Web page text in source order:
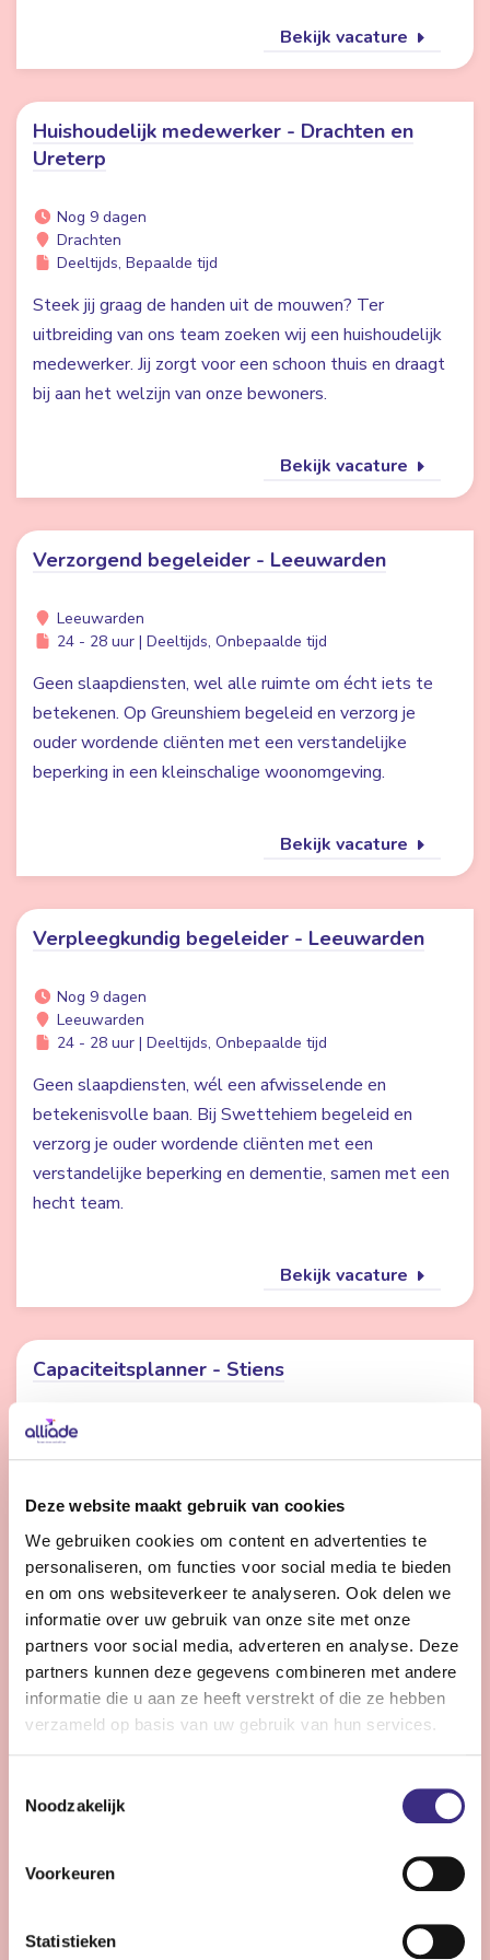
Deze website maakt gebruik van cookies
We gebruiken cookies om content en advertenties te
personaliseren, om functies voor social media te bieden
en om ons websiteverkeer te analyseren. Ook delen we
informatie over uw gebruik van onze site met onze
partners voor social media, adverteren en analyse. Deze
partners kunnen deze gegevens combineren met andere
informatie die u aan ze heeft verstrekt of die ze hebben
verzameld op basis van uw gebruik van hun services.
Noodzakelijk
Voorkeuren
Statistieken
Bekijk vacature
Huishoudelijk medewerker - Drachten en
Ureterp
Nog 9 dagen
Drachten
Deeltijds, Bepaalde tijd
Steek jij graag de handen uit de mouwen? Ter
uitbreiding van ons team zoeken wij een huishoudelijk
medewerker. Jij zorgt voor een schoon thuis en draagt
bij aan het welzijn van onze bewoners.
Bekijk vacature
Verzorgend begeleider - Leeuwarden
Leeuwarden
24 - 28 uur | Deeltijds, Onbepaalde tijd
Geen slaapdiensten, wel alle ruimte om écht iets te
betekenen. Op Greunshiem begeleid en verzorg je
ouder wordende cliënten met een verstandelijke
beperking in een kleinschalige woonomgeving.
Bekijk vacature
Verpleegkundig begeleider - Leeuwarden
Nog 9 dagen
Leeuwarden
24 - 28 uur | Deeltijds, Onbepaalde tijd
Geen slaapdiensten, wél een afwisselende en
betekenisvolle baan. Bij Swettehiem begeleid en
verzorg je ouder wordende cliënten met een
verstandelijke beperking en dementie, samen met een
hecht team.
Bekijk vacature
Capaciteitsplanner - Stiens
Nog 2 dagen
Stiens
Zie jij snel knelpunten in de planning en denk je graag
een stap verder dan de dagelijkse praktijk?
Bekijk vacature
Persoonlijke Begeleider complexe zorg -
Stiens
Nog 9 dagen
Ben jij een persoonlijk begeleider die energie krijgt van
maken?